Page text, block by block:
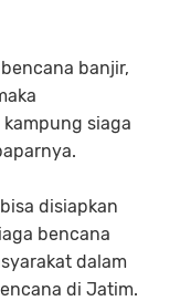
banjir,
siaga
disiapkan
bencana
dalam
di Jatim.